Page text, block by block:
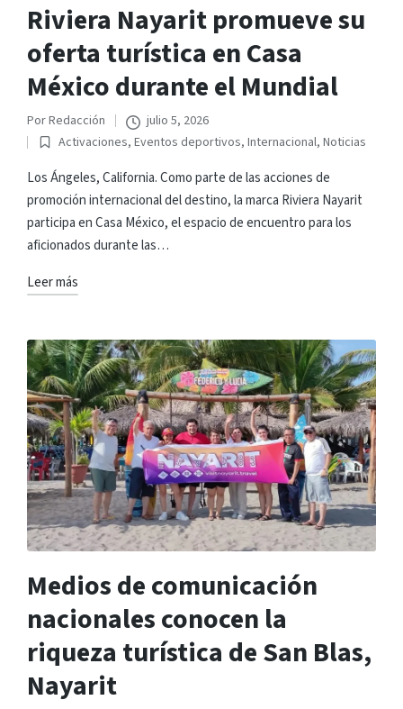
Riviera Nayarit promueve su
oferta turística en Casa
México durante el Mundial
Publicado
por
PorRedacción
julio 5, 2026
Publicado
en
Activaciones, Eventos deportivos, Internacional, Noticias
Los Ángeles, California. Como parte de las acciones de
promoción internacional del destino, la marca Riviera Nayarit
participa en Casa México, el espacio de encuentro para los
aficionados durante las…
Leer más
Medios de comunicación
nacionales conocen la
riqueza turística de San Blas,
Nayarit